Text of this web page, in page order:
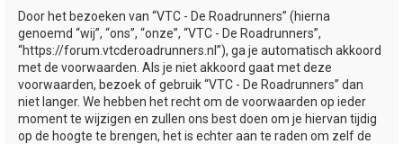
Door het bezoeken van “VTC - De Roadrunners” (hierna
genoemd “wij”, “ons”, “onze”, “VTC - De Roadrunners”,
“https://forum.vtcderoadrunners.nl”), ga je automatisch akkoord
met de voorwaarden. Als je niet akkoord gaat met deze
voorwaarden, bezoek of gebruik “VTC - De Roadrunners” dan
niet langer. We hebben het recht om de voorwaarden op ieder
moment te wijzigen en zullen ons best doen om je hiervan tijdig
op de hoogte te brengen, het is echter aan te raden om zelf de